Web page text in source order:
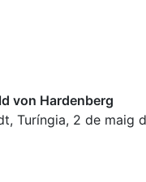
von Hardenberg
Turíngia, 2 de maig